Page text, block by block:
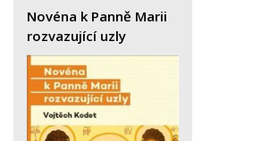
Novéna k Panně Marii
rozvazující uzly